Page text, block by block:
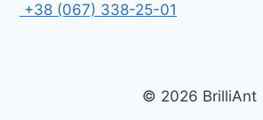
+38 (067) 338-25-01
© 2026 BrilliAnt